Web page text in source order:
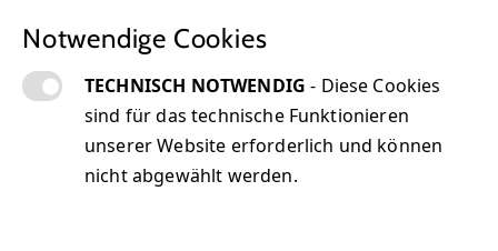
Notwendige Cookies
TECHNISCH NOTWENDIG- Diese Cookies
sind für das technische Funktionieren
unserer Website erforderlich und können
nicht abgewählt werden.